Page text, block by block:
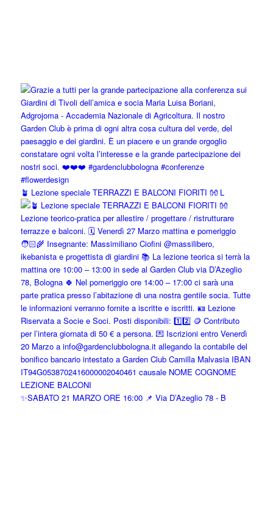
🪴 Lezione speciale TERRAZZI E BALCONI FIORITI 👐 L
✨SABATO 21 MARZO ORE 16:00 📌 Via D’Azeglio 78 - B